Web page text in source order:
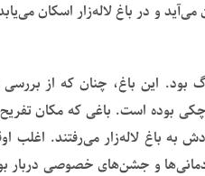
و در باغ لاله‌زار اسکان
کوچکی بوده است. باغی که مکان
به باغ لاله‌زار می‌رفتند.
و جشن‌های خصوصی دربار